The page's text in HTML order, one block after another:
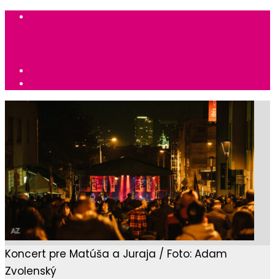
Koncert pre Matúša a Juraja / Foto: Adam
Zvolenský